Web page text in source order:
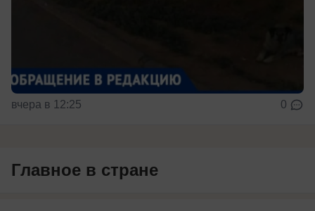
вчера в 12:25 0
Главное в стране